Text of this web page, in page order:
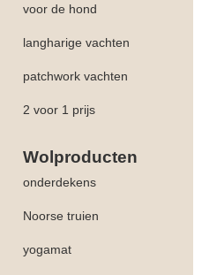
voor de hond
langharige vachten
patchwork vachten
2 voor 1 prijs
Wolproducten
onderdekens
Noorse truien
yogamat